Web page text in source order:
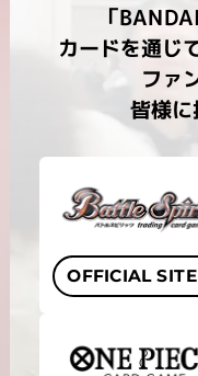
「
カードを通じ
ファ
皆様
OFFICIAL SITE